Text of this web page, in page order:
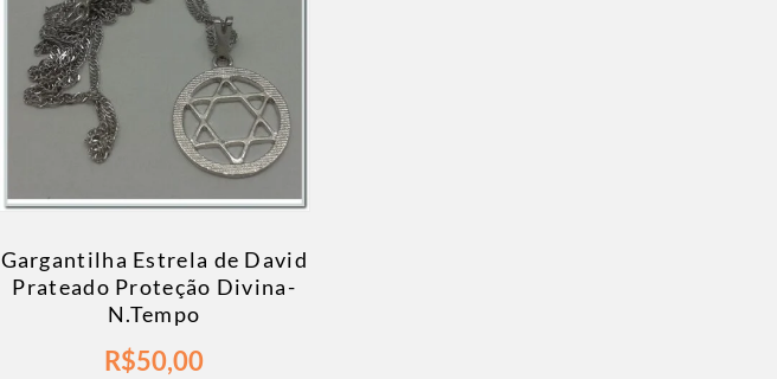
Gargantilha Estrela de David
Prateado Proteção Divina-
N.Tempo
R$50,00